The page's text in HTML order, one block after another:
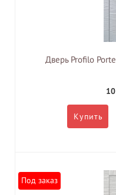
Дверь Profilo
Купить
Под заказ